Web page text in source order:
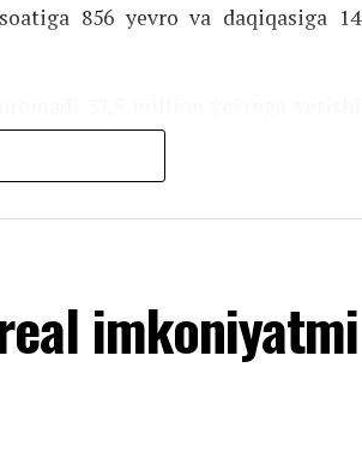
856 yevro va daqiqasiga 14
ishtirok etgan. Shuningdek, u
jahon chempionatida qatnashdi.
imkoniyatmi